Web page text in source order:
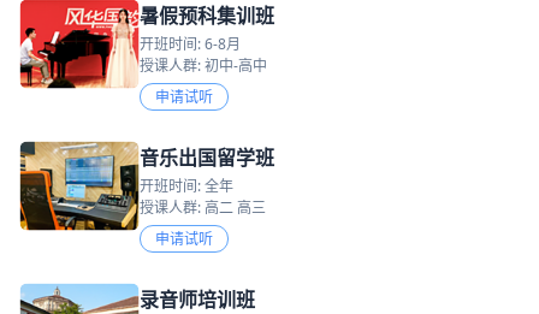
暑假预科集训班
开班时间: 6-8月
授课人群: 初中-高中
申请试听
音乐出国留学班
开班时间: 全年
授课人群: 高二 高三
申请试听
录音师培训班